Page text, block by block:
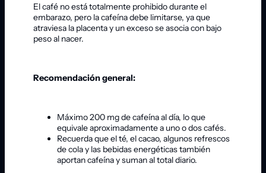
El café no está totalmente prohibido durante el
embarazo, pero la cafeína debe limitarse, ya que
atraviesa la placenta y un exceso se asocia con bajo
peso al nacer.
Recomendación general:
Máximo 200 mg de cafeína al día, lo que
equivale aproximadamente a uno o dos cafés.
Recuerda que el té, el cacao, algunos refrescos
de cola y las bebidas energéticas también
aportan cafeína y suman al total diario.